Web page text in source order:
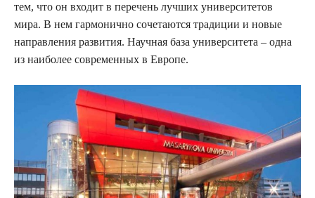
тем, что он входит в перечень лучших университетов
мира. В нем гармонично сочетаются традиции и новые
направления развития. Научная база университета – одна
из наиболее современных в Европе.